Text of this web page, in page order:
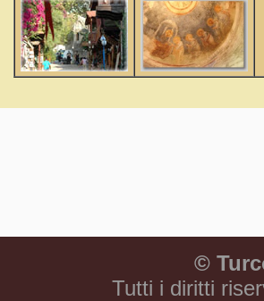
©
Tutti i diritti